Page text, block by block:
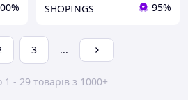
SHOPINGS 95%
3 ...
1 - 29 товарів з 1000+